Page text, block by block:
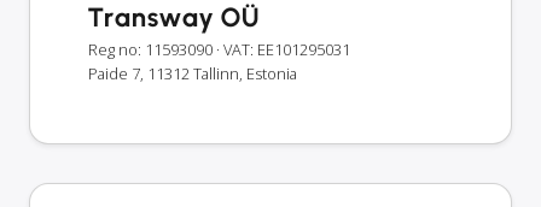
Transway OÜ
Reg no: 11593090 · VAT: EE101295031
Paide 7, 11312 Tallinn, Estonia